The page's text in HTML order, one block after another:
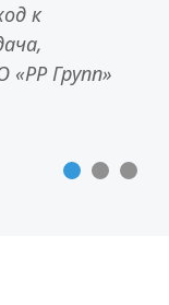
к
Групп»